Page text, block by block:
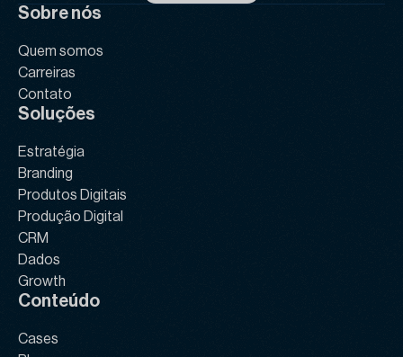
Sobre nós
Quem somos
Carreiras
Contato
Soluções
Estratégia
Branding
Produtos Digitais
Produção Digital
CRM
Dados
Growth
Conteúdo
Cases